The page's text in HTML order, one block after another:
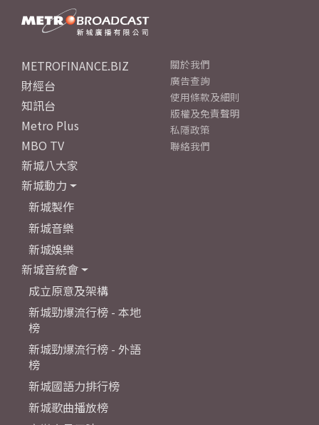
METROFINANCE.BIZ
財經台
知訊台
Metro Plus
MBO TV
新城八大家
新城動力
新城製作
新城音樂
新城娛樂
新城音統會
成立原意及架構
新城勁爆流行榜 - 本地
榜
新城勁爆流行榜 - 外語
榜
新城國語力排行榜
新城歌曲播放榜
關於我們
廣告查詢
使用條款及細則
版權及免責聲明
私隱政策
聯絡我們